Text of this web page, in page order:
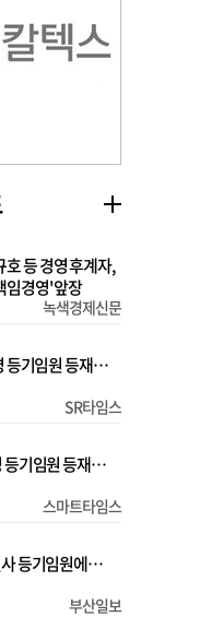
등 경영 후계자,
임경영' 앞장
녹색경제신문
등기임원 등재…
SR타임스
등기임원 등재…
스마트타임스
사 등기임원에…
부산일보